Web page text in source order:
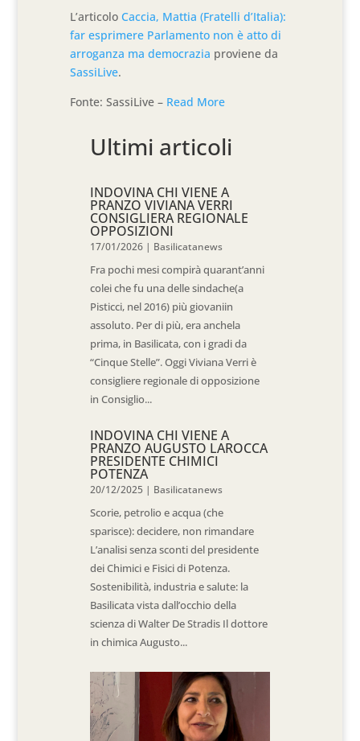
L’articoloCaccia, Mattia (Fratelli d’Italia):
far esprimere Parlamento non è atto di
arroganza ma democrazia proviene da
SassiLive.
Fonte: SassiLive – Read More
Ultimi articoli
INDOVINA CHI VIENE A
PRANZO VIVIANA VERRI
CONSIGLIERA REGIONALE
OPPOSIZIONI
17/01/2026 | Basilicatanews
Fra pochi mesi compirà quarant’anni
colei che fu una delle sindache(a
Pisticci, nel 2016) più giovaniin
assoluto. Per di più, era anchela
prima, in Basilicata, con i gradi da
“Cinque Stelle”. Oggi Viviana Verri è
consigliere regionale di opposizione
in Consiglio...
INDOVINA CHI VIENE A
PRANZO AUGUSTO LAROCCA
PRESIDENTE CHIMICI
POTENZA
20/12/2025 | Basilicatanews
Scorie, petrolio e acqua (che
sparisce): decidere, non rimandare
L’analisi senza sconti del presidente
dei Chimici e Fisici di Potenza.
Sostenibilità, industria e salute: la
Basilicata vista dall’occhio della
scienza di Walter De Stradis Il dottore
in chimica Augusto...